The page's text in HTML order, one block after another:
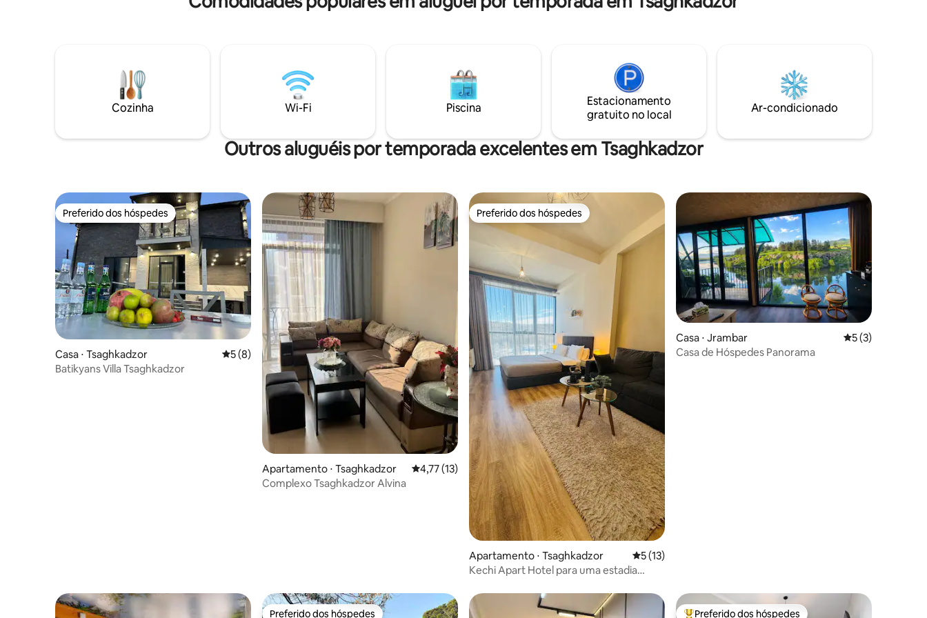
que querem desacelerar, desfrutar da
da montanha, os dias são calmos e sem
pressa, e as noites são perfeitas para se
reunir dentro de casa ou desfrutar do
Cozinha Wi-Fi Piscina
Estacionamento
gratuito no local
Ar-condicionado
Outros aluguéis por temporada excelentes em Tsaghkadzor
Preferido dos hóspedes
Preferido dos hóspedes
Casa ⋅ Tsaghkadzor 5 de uma avaliação média de 5, 8 avaliações
5 (8)
Batikyans Villa Tsaghkadzor
Apartamento ⋅ Tsaghkadzor 4,77 de uma avaliação média de 5, 13 avaliações
4,77 (13)
Complexo Tsaghkadzor Alvina
Preferido dos hóspedes
Preferido dos hóspedes
Apartamento ⋅ Tsaghkadzor 5 de uma avaliação média de 5, 13 avaliações
5 (13)
Kechi Apart Hotel para uma estadia
Casa ⋅ Jrambar 5 de uma
5 (3)
Casa de Hóspedes Panorama
Preferido dos hóspedes Preferido dos hóspedes